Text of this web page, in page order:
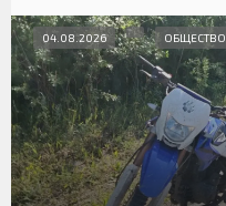
04.08.2026 ОБЩЕСТВО